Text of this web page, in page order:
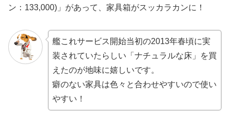
ン：133,000)」があって、家具箱がスッカラカンに！
艦これサービス開始当初の2013年春頃に実
装されていたらしい「ナチュラルな床」を買
えたのが地味に嬉しいです。
癖のない家具は色々と合わせやすいので使い
やすい！